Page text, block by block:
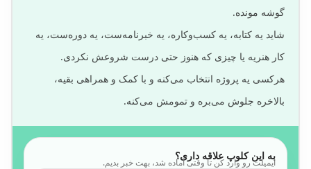
شاید یه کتابه، یه کسب‌وکاره، یه خبرنامه‌ست، یه دوره‌ست، یه
هرکسی یه پروژه انتخاب می‌کنه و با کمک و همراهی بقیه،
بالاخره جلوش می‌بره و تمومش می‌کنه.
به این کلوپ علاقه داری؟
ایمیلت رو وارد کن تا وقتی آماده شد، بهت خبر بدیم.